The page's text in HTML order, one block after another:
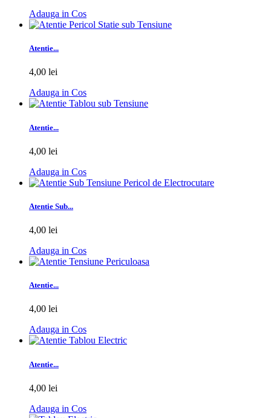
Adauga in Cos
Atentie...
4,00 lei
Adauga in Cos
Atentie...
4,00 lei
Adauga in Cos
Atentie Sub...
4,00 lei
Adauga in Cos
Atentie...
4,00 lei
Adauga in Cos
Atentie...
4,00 lei
Adauga in Cos